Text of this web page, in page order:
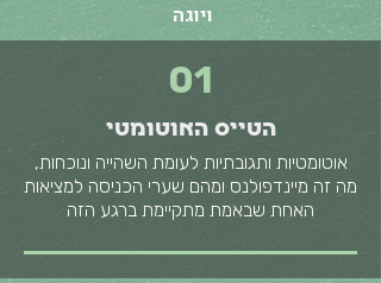
ויוגה
01
הטייס האוטומטי
אוטומטיות ותגובתיות לעומת השהייה ונוכחות,
מה זה מיינדפולנס ומהם שערי הכניסה למציאות
האחת שבאמת מתקיימת ברגע הזה